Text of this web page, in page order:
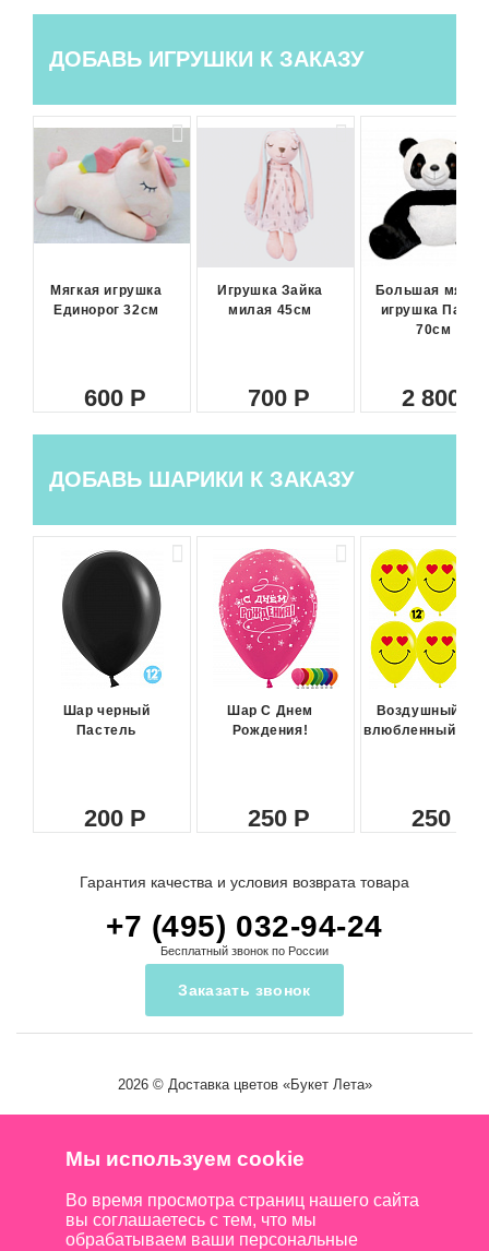
ДОБАВЬ ИГРУШКИ К ЗАКАЗУ
Мягкая игрушка
Единорог 32см
600
Игрушка Зайка
милая 45см
700
Большая
игрушка Панда
70см
2 800
ДОБАВЬ ШАРИКИ К ЗАКАЗУ
Шар черный
Пастель
200
Шар С Днем
Рождения!
250
Воздушный
влюбленный
250
Гарантия качества и условия возврата товара
+7 (495) 032-94-24
Бесплатный звонок по России
Заказать звонок
2026 © Доставка цветов«Букет Лета»
Мы используем cookie
Во время просмотра страниц нашего сайта
вы соглашаетесь с тем, что мы
обрабатываем ваши персональные